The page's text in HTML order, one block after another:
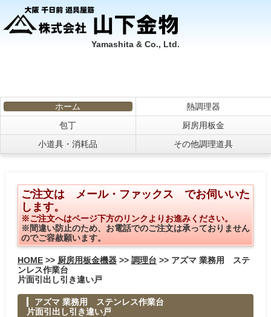
Yamashita & Co., Ltd.
ホーム
熱調理器
包丁
厨房用板金
小道具・消耗品
その他調理道具
ご注文は メール・ファックス でお伺いいた
します。
※ご注文へはページ下方のリンクよりお進みください。
※間違い防止のため、お電話でのご注文は承っておりません
のでご容赦願います。
HOME>> 厨房用板金機器>> 調理台 >> アズマ 業務用 ステ
ンレス作業台
片面引出し引き違い戸
アズマ 業務用 ステンレス作業台
片面引出し引き違い戸